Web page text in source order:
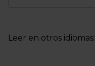
Leer en otros idiomas: